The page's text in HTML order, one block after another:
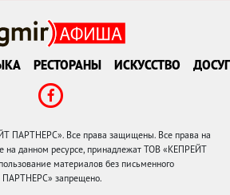
РЕСТОРАНЫ ИСКУССТВО ДОСУГ
ПАРТНЕРС». Все права защищены. Все права на
на данном ресурсе, принадлежат ТОВ «КЕПРЕЙТ
материалов без письменного
запрещено.